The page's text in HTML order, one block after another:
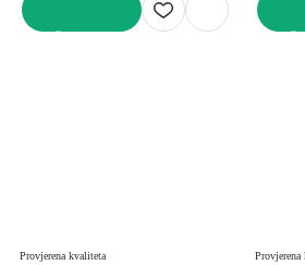
Provjerena kvaliteta Provjerena